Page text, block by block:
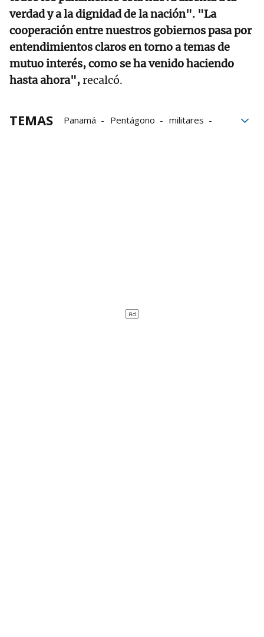
verdad y a la dignidad de la nación". "La
cooperación entre nuestros gobiernos pasa por
entendimientos claros en torno a temas de
mutuo interés, como se ha venido haciendo
hasta ahora",recalcó.
TEMAS Panamá Pentágono
militares